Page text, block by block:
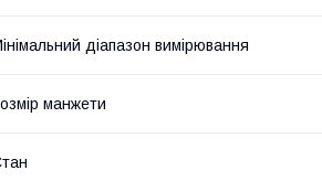
діапазон вимірювання
манжети